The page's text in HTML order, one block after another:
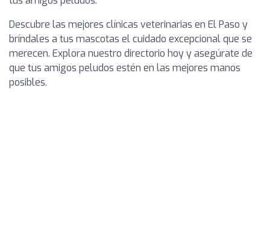
Descubre las mejores clínicas veterinarias en El Paso y
bríndales a tus mascotas el cuidado excepcional que se
merecen. Explora nuestro directorio hoy y asegúrate de
que tus amigos peludos estén en las mejores manos
posibles.